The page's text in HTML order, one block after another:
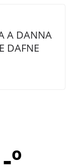
A DANNA
DAFNE
-º